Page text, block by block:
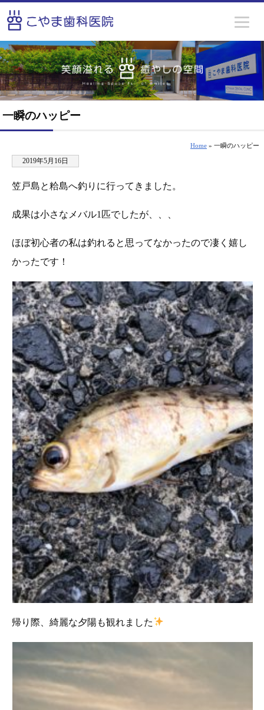
一瞬のハッピー
Home » 一瞬のハッピー
2019年5月16日
笠戸島と粭島へ釣りに行ってきました。
成果は小さなメバル1匹でしたが、、、
ほぼ初心者の私は釣れると思ってなかったので凄く嬉し
かったです！
帰り際、綺麗な夕陽も観れました